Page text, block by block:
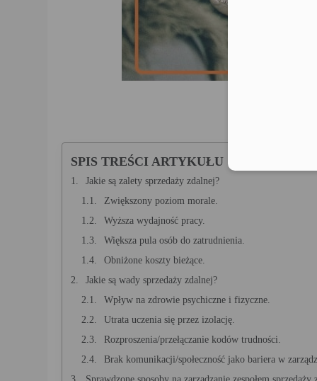
SPIS TREŚCI ARTYKUŁU
Jakie są zalety sprzedaży zdalnej?
Zwiększony poziom morale.
Wyższa wydajność pracy.
Większa pula osób do zatrudnienia.
Obniżone koszty bieżące.
Jakie są wady sprzedaży zdalnej?
Wpływ na zdrowie psychiczne i fizyczne.
Utrata uczenia się przez izolację.
Rozproszenia/przełączanie kodów trudności.
Brak komunikacji/społeczność jako bariera w